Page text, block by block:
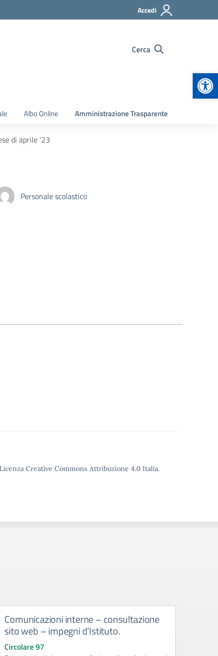
Accedi
Cerca
Albo Online Amministrazione Trasparente
di aprile ‘23
Personale scolastico
Creative Commons Attribuzione 4.0 Italia.
Comunicazioni interne – consultazione
sito web – impegni d’Istituto.
Circolare 97